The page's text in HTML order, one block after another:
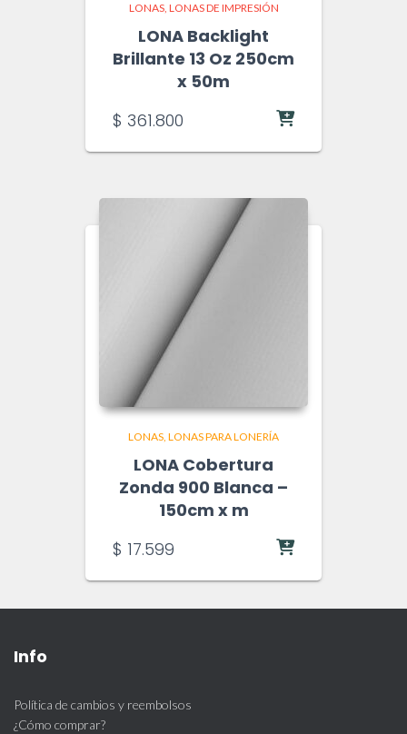
LONAS LONAS DE IMPRESIÓN
LONA Backlight
Brillante 13 Oz 250cm
x 50m
$ 361.800
LONAS LONAS PARA LONERÍA
LONA Cobertura
Zonda 900 Blanca –
150cm x m
$ 17.599
Info
Política de cambios y reembolsos
¿Cómo comprar?